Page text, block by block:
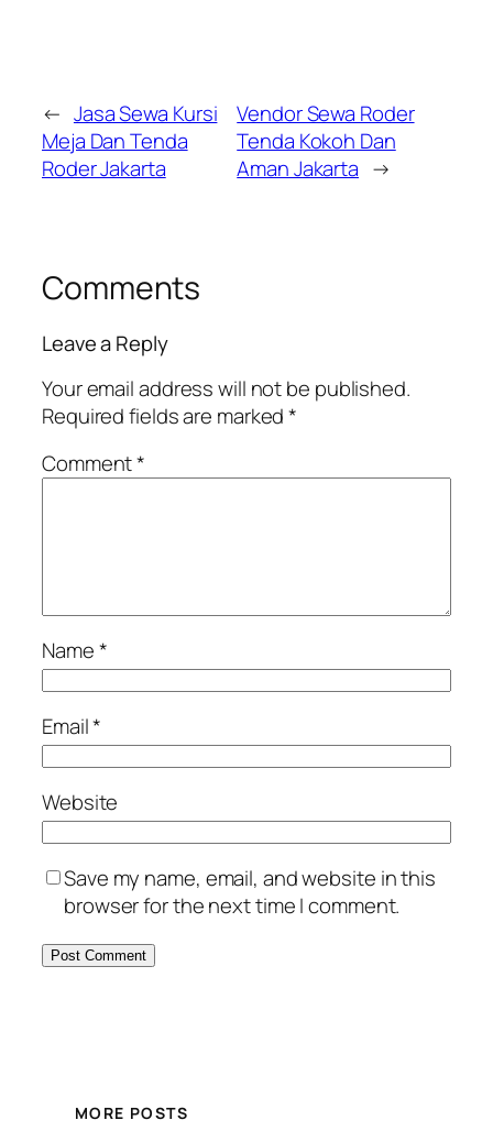
← Jasa Sewa Kursi
Meja Dan Tenda
Roder Jakarta
Vendor Sewa Roder
Tenda Kokoh Dan
Aman Jakarta →
Comments
Leave a Reply
Your email address will not be published.
Required fields are marked*
Comment*
Name*
Email*
Website
Save my name, email, and website in this
browser for the next time I comment.
MORE POSTS